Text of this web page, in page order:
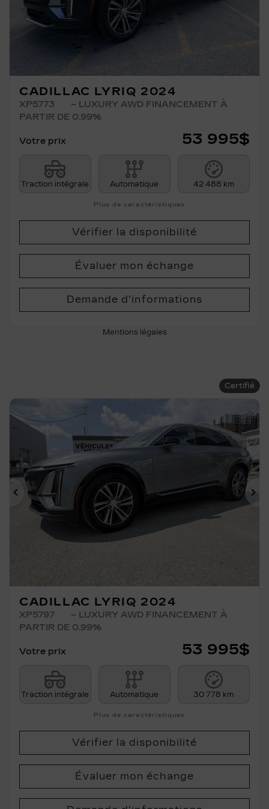
CADILLAC LYRIQ 2024
XP5773
– LUXURY AWD FINANCEMENT À
PARTIR DE 0.99%
Votre prix 53 995$
Traction intégrale Automatique 42 488 km
Plus de caractéristiques
Vérifier la disponibilité
Évaluer mon échange
Demande d'informations
Mentions légales
Certifié
Précédent
CADILLAC LYRIQ 2024
XP5797
– LUXURY AWD FINANCEMENT À
PARTIR DE 0.99%
Votre prix 53 995$
Traction intégrale Automatique 30 778 km
Plus de caractéristiques
Vérifier la disponibilité
Évaluer mon échange